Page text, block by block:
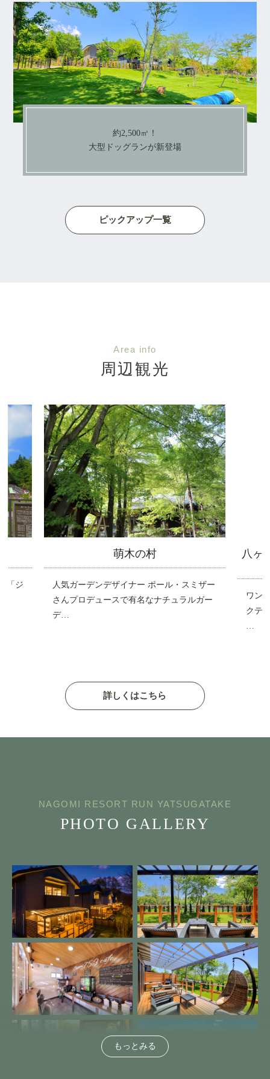
約2,500㎡！
大型ドッグランが新登場
ピックアップ一覧
Area info
周辺観光
「ジ
萌木の村
人気ガーデンデザイナー ポール・スミザー
さんプロデュースで有名なナチュラルガー
デ…
八ヶ
ワン
クテ
詳しくはこちら
NAGOMI RESORT RUN YATSUGATAKE
PHOTO GALLERY